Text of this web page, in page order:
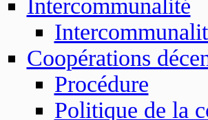
Intercommunalité
Coopérations
Procédure
Politique de la